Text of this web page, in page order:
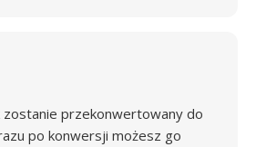
zostanie przekonwertowany do
po konwersji możesz go